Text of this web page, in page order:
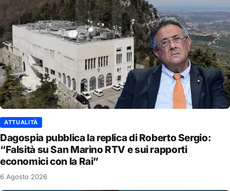
ATTUALITÀ
Dagospia pubblica la replica di Roberto Sergio:
“Falsità su San Marino RTV e sui rapporti
economici con la Rai”
6 Agosto 2026